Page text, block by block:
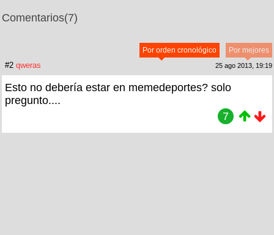
Comentarios(7)
Por mejores
Por orden cronológico
#2 qweras 25 ago 2013, 19:19
Esto no debería estar en memedeportes? solo
pregunto....
7